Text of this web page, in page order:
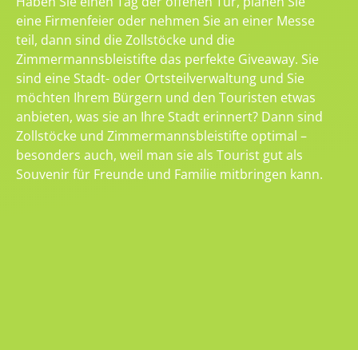
eine Firmenfeier oder nehmen Sie an einer Messe
teil, dann sind die Zollstöcke und die
Zimmermannsbleistifte das perfekte Giveaway. Sie
sind eine Stadt- oder Ortsteilverwaltung und Sie
möchten Ihrem Bürgern und den Touristen etwas
anbieten, was sie an Ihre Stadt erinnert? Dann sind
Zollstöcke und Zimmermannsbleistifte optimal –
besonders auch, weil man sie als Tourist gut als
Souvenir für Freunde und Familie mitbringen kann.